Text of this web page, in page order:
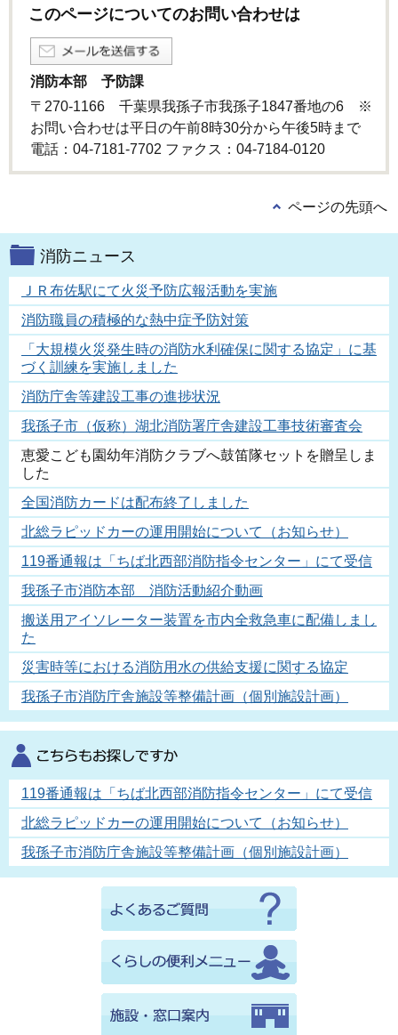
このページについてのお問い合わせは
消防本部 予防課
〒270-1166 千葉県我孫子市我孫子1847番地の6 ※
お問い合わせは平日の午前8時30分から午後5時まで
電話：04-7181-7702 ファクス：04-7184-0120
ページの先頭へ
消防ニュース
ＪＲ布佐駅にて火災予防広報活動を実施
消防職員の積極的な熱中症予防対策
「大規模火災発生時の消防水利確保に関する協定」に基
づく訓練を実施しました
消防庁舎等建設工事の進捗状況
我孫子市（仮称）湖北消防署庁舎建設工事技術審査会
恵愛こども園幼年消防クラブへ鼓笛隊セットを贈呈しま
した
全国消防カードは配布終了しました
北総ラピッドカーの運用開始について（お知らせ）
119番通報は「ちば北西部消防指令センター」にて受信
我孫子市消防本部 消防活動紹介動画
搬送用アイソレーター装置を市内全救急車に配備しまし
た
災害時等における消防用水の供給支援に関する協定
我孫子市消防庁舎施設等整備計画（個別施設計画）
119番通報は「ちば北西部消防指令センター」にて受信
北総ラピッドカーの運用開始について（お知らせ）
我孫子市消防庁舎施設等整備計画（個別施設計画）